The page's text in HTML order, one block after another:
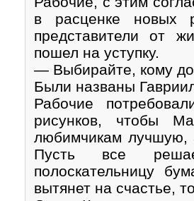
в расценке новых
представители от
пошел на уступку.
— Выбирайте, кому
Были названы
Рабочие
рисунков, чтобы
любимчикам лучшую,
Пусть все
полоскательницу
вытянет на счастье,